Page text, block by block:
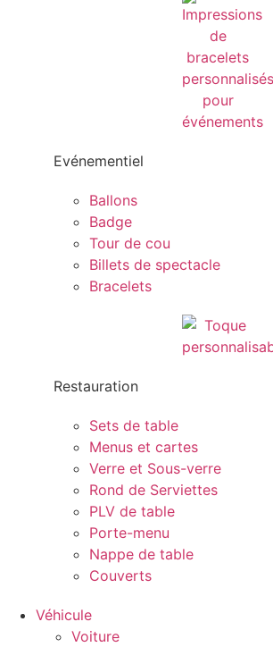
Evénementiel
Ballons
Badge
Tour de cou
Billets de spectacle
Bracelets
Restauration
Sets de table
Menus et cartes
Verre et Sous-verre
Rond de Serviettes
PLV de table
Porte-menu
Nappe de table
Couverts
Véhicule
Voiture